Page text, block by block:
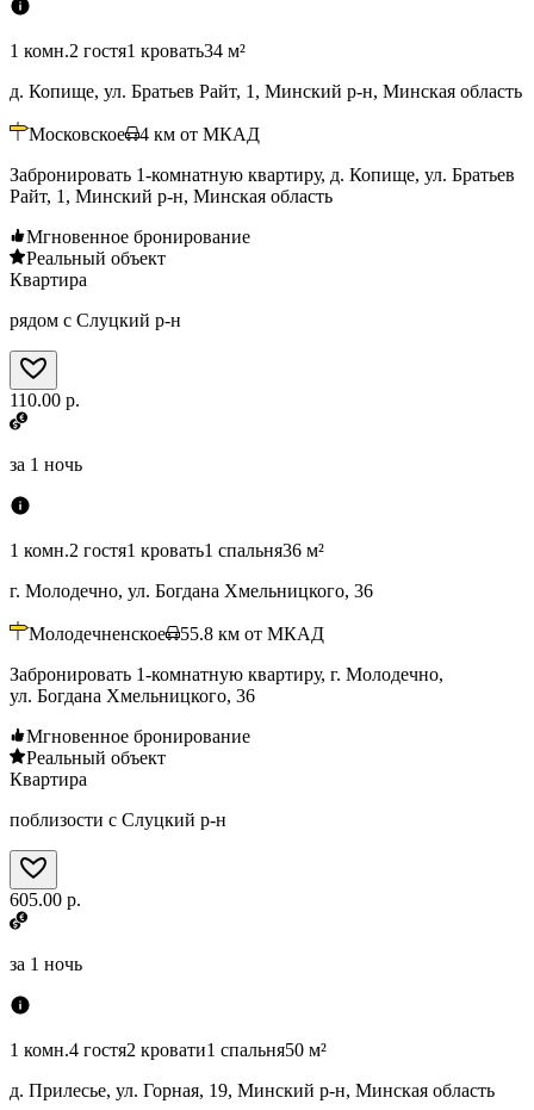
1 комн.2 гостя1 кровать34 м²
д. Копище, ул. Братьев Райт, 1, Минский р-н, Минская область
Московское 4 км от МКАД
Забронировать 1-комнатную квартиру, д. Копище, ул. Братьев
Райт, 1, Минский р-н, Минская область
Мгновенное бронирование
Реальный объект
Квартира
рядом с Слуцкий р-н
110.00 р.
за 1 ночь
1 комн.2 гостя1 кровать1 спальня36 м²
г. Молодечно, ул. Богдана Хмельницкого, 36
Молодечненское 55.8 км от МКАД
Забронировать 1-комнатную квартиру, г. Молодечно,
ул. Богдана Хмельницкого, 36
Мгновенное бронирование
Реальный объект
Квартира
поблизости с Слуцкий р-н
605.00 р.
за 1 ночь
1 комн.4 гостя2 кровати1 спальня50 м²
д. Прилесье, ул. Горная, 19, Минский р-н, Минская область